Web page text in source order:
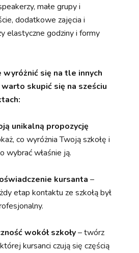
małe grupy i
dodatkowe zajęcia i
elastyczne godziny i formy
wyróżnić się na tle innych
skupić się na sześciu
unikalną propozycję
co wyróżnia Twoją szkołę i
wybrać właśnie ją.
kursanta –
etap kontaktu ze szkołą był
wokół szkoły– twórz
kursanci czują się częścią